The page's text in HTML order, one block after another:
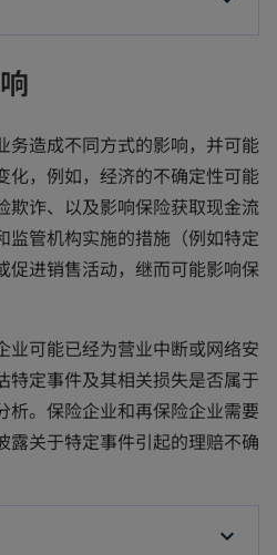
务造成不同方式的影响，并可能
化，例如，经济的不确定性可能
欺诈、以及影响保险获取现金流
监管机构实施的措施（例如特定
促进销售活动，继而可能影响保
业可能已经为营业中断或网络安
特定事件及其相关损失是否属于
析。保险企业和再保险企业需要
露关于特定事件引起的理赔不确